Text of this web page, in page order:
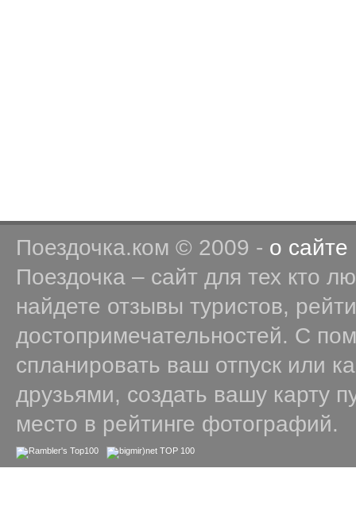
Поездочка.ком © 2009 - о сайте
Поездочка – сайт для тех кто
найдете отзывы туристов,
достопримечательностей. С
спланировать ваш отпуск или
друзьями, создать вашу карту
место в рейтинге фотографий.